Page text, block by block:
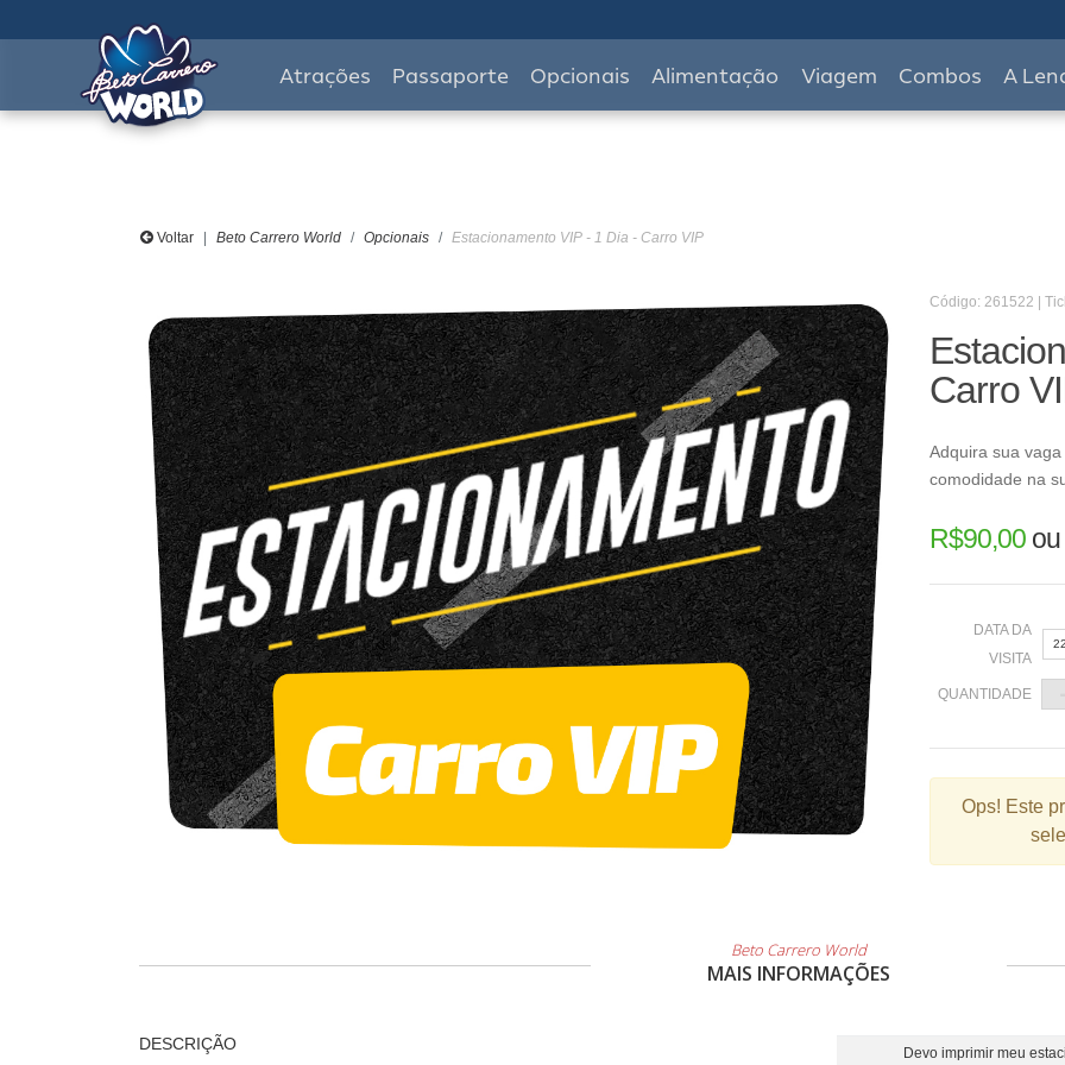
Atrações Passaporte Opcionais Alimentação Viagem Combos A
Voltar Beto Carrero World Opcionais Estacionamento VIP - 1 Dia - Carro VIP
Código: 261522 |
Carro
Adquira sua
comodidade na
R$90,00ou
DATA DA
VISITA
2
9
QUANTIDADE
Ops! Este
Beto Carrero World
MAIS INFORMAÇÕES
DESCRIÇÃO
Devo imprimir meu